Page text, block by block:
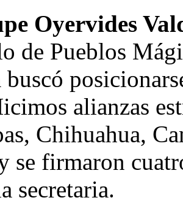
Oyervides
de Pueblos
alianzas
Chihuahua,
se firmaron
secretaria.